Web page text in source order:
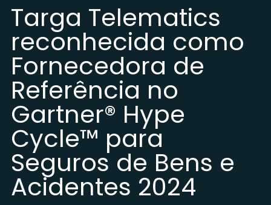
Targa Telematics
reconhecida como
Fornecedora de
Referência no
Gartner® Hype
Cycle™ para
Seguros de Bens e
Acidentes 2024